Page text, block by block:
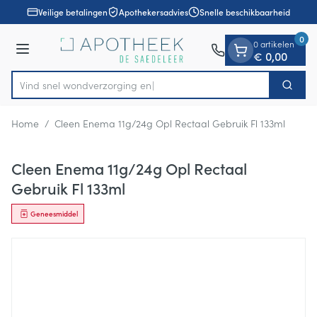
Ga naar de inhoud
1 van 1Veilige betalingen Apothekersadvies Snelle beschikbaarheid
Menu
Product, merk, categorie...
Vind snel wondverz Zoek
0 artikelen
€ 0,00
0
Home / Cleen Enema 11g/24g Opl Rectaal Gebruik Fl 133ml
Cleen Enema 11g/24g Opl Rectaal
Gebruik Fl 133ml
Geneesmiddel